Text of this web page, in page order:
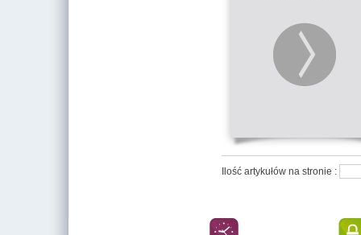
Ilość artykułów na stronie :